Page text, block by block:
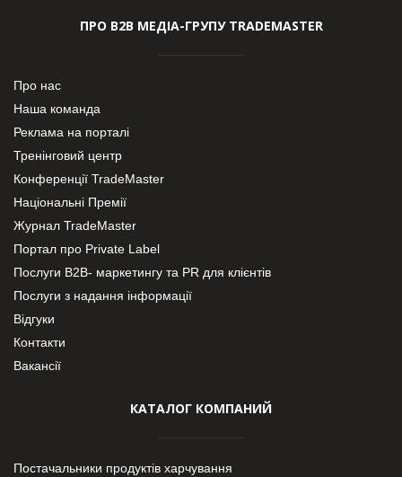
ПРО В2В МЕДІА-ГРУПУ TRADEMASTER
Про нас
Наша команда
Реклама на порталі
Тренінговий центр
Конференції TradeMaster
Національні Премії
Журнал TradeMaster
Портал про Private Label
Послуги В2В- маркетингу та PR для клієнтів
Послуги з надання інформації
Відгуки
Контакти
Вакансії
КАТАЛОГ КОМПАНИЙ
Постачальники продуктів харчування